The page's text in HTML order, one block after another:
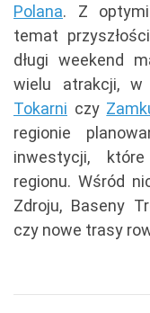
Polana. Z
temat
długi weekend
wielu atrakcji,
Tokarni czy
regionie
inwestycji,
regionu. Wśród
Zdroju, Baseny
czy nowe trasy